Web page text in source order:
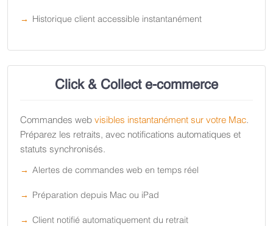
Historique client accessible instantanément
Click & Collect e-commerce
Commandes web visibles instantanément sur votre Mac.
Préparez les retraits, avec notifications automatiques et
statuts synchronisés.
Alertes de commandes web en temps réel
Préparation depuis Mac ou iPad
Client notifié automatiquement du retrait